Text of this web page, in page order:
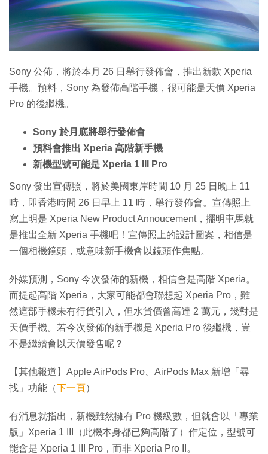
Sony 公佈，將於本月 26 日舉行發佈會，推出新款 Xperia
手機。預料，Sony 為發佈高階手機，很可能是天價 Xperia
Pro 的後繼機。
Sony 於月底將舉行發佈會
預料會推出 Xperia 高階新手機
新機型號可能是 Xperia 1 III Pro
Sony 發出宣傳照，將於美國東岸時間 10 月 25 日晚上 11
時，即香港時間 26 日早上 11 時，舉行發佈會。宣傳照上
寫上明是 Xperia New Product Annoucement，擺明車馬就
是推出全新 Xperia 手機吧！宣傳照上的設計圖案，相信是
一個相機鏡頭，或意味新手機會以鏡頭作焦點。
外媒預測，Sony 今次發佈的新機，相信會是高階 Xperia。
而提起高階 Xperia，大家可能都會聯想起 Xperia Pro，雖
然這部手機未有行貨引入，但水貨價曾高達 2 萬元，幾對是
天價手機。若今次發佈的新手機是 Xperia Pro 後繼機，豈
不是繼續會以天價發售呢？
【其他報道】Apple AirPods Pro、AirPods Max 新增「尋
找」功能（下一頁）
有消息就指出，新機雖然擁有 Pro 機級數，但就會以「專業
版」Xperia 1 III（此機本身都已夠高階了）作定位，型號可
能會是 Xperia 1 III Pro，而非 Xperia Pro II。